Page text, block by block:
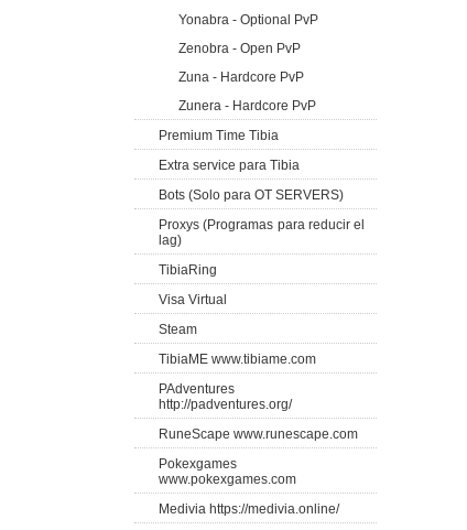
Yonabra - Optional PvP
Zenobra - Open PvP
Zuna - Hardcore PvP
Zunera - Hardcore PvP
Premium Time Tibia
Extra service para Tibia
Bots (Solo para OT SERVERS)
Proxys (Programas para reducir el
lag)
TibiaRing
Visa Virtual
Steam
TibiaME www.tibiame.com
PAdventures
http://padventures.org/
RuneScape www.runescape.com
Pokexgames
www.pokexgames.com
Medivia https://medivia.online/